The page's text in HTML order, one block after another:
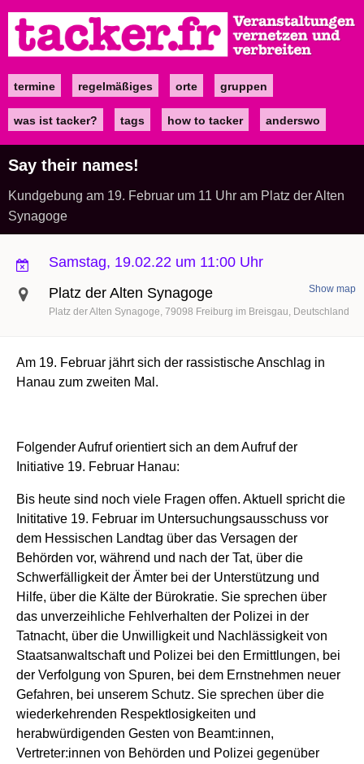
zum
Inhalt
Maintermine regelmäßiges orte gruppen
was ist tacker? tags how to tacker anderswo
Say their names!
Kundgebung am 19. Februar um 11 Uhr am Platz der Alten
Synagoge
Samstag, 19.02.22 um 11:00 Uhr
Platz der Alten Synagoge
Platz der Alten Synagoge 79098 Freiburg im Breisgau Deutschland
Show map
Am 19. Februar jährtsich der rassistische Anschlag in
Hanau zum zweiten Mal.
Folgender Aufruf orientiert sich an dem Aufruf der
Initiative 19. Februar Hanau:
Bis heute sind noch viele Fragen offen. Aktuell spricht die
Inititative 19. Februar im Untersuchungsausschuss vor
dem Hessischen Landtag über das Versagen der
Behörden vor, während und nach der Tat, über die
Schwerfälligkeit der Ämter bei der Unterstützung und
Hilfe, über die Kälte der Bürokratie. Sie sprechen über
das unverzeihliche Fehlverhalten der Polizei in der
Tatnacht, über die Unwilligkeit und Nachlässigkeit von
Staatsanwaltschaft und Polizei bei den Ermittlungen, bei
der Verfolgung von Spuren, bei dem Ernstnehmen neuer
Gefahren, bei unserem Schutz. Sie sprechen über die
wiederkehrenden Respektlosigkeiten und
herabwürdigenden Gesten von Beamt:innen,
Vertreter:innen von Behörden und Polizei gegenüber